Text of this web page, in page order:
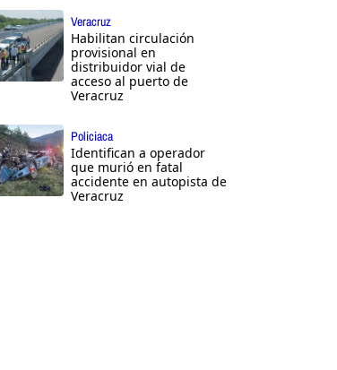
Veracruz
Habilitan circulación
provisional en
distribuidor vial de
acceso al puerto de
Veracruz
Policiaca
Identifican a operador
que murió en fatal
accidente en autopista de
Veracruz